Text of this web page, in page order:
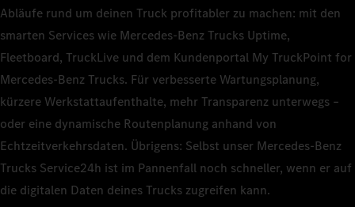
Abläufe rund um deinen Truck profitabler zu machen: mit den
smarten Services wie Mercedes‑Benz Trucks Uptime,
Fleetboard, TruckLive und dem Kundenportal My TruckPoint for
Mercedes‑Benz Trucks. Für verbesserte Wartungsplanung,
kürzere Werkstattaufenthalte, mehr Transparenz unterwegs –
oder eine dynamische Routenplanung anhand von
Echtzeitverkehrsdaten. Übrigens: Selbst unser Mercedes‑Benz
Trucks Service24h ist im Pannenfall noch schneller, wenn er auf
die digitalen Daten deines Trucks zugreifen kann.